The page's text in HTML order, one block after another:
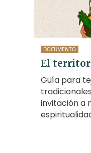
la
sus tierras.
DOCUMENTO
El
Guía para
invitación a